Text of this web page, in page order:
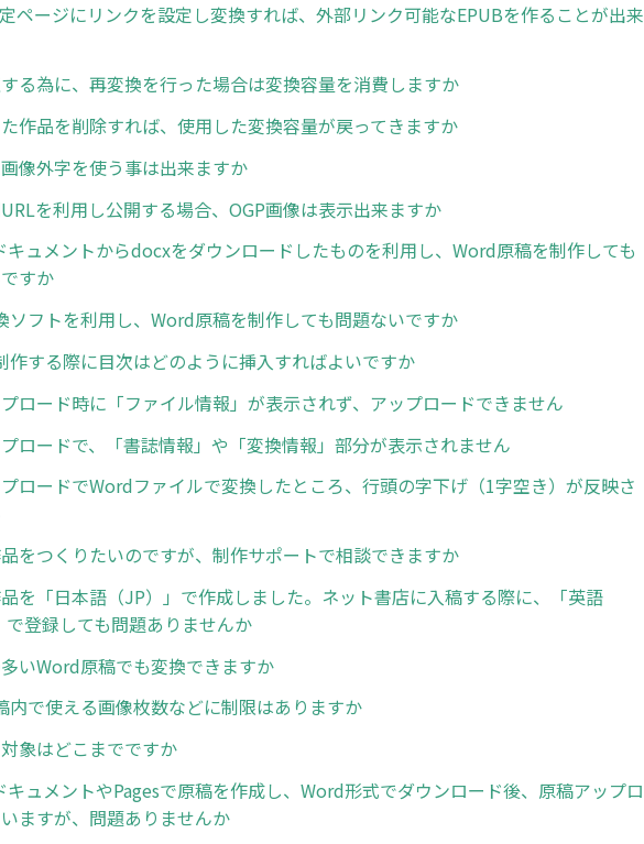
ページにリンクを設定し変換すれば、外部リンク可能なEPUBを作ることが出来
る為に、再変換を行った場合は変換容量を消費しますか
作品を削除すれば、使用した変換容量が戻ってきますか
像外字を使う事は出来ますか
を利用し公開する場合、OGP画像は表示出来ますか
ュメントからdocxをダウンロードしたものを利用し、Word原稿を制作しても
すか
ソフトを利用し、Word原稿を制作しても問題ないですか
作する際に目次はどのように挿入すればよいですか
ロード時に「ファイル情報」が表示されず、アップロードできません
ロードで、「書誌情報」や「変換情報」部分が表示されません
ロードでWordファイルで変換したところ、行頭の字下げ（1字空き）が反映さ
をつくりたいのですが、制作サポートで相談できますか
を「日本語（JP）」で作成しました。ネット書店に入稿する際に、「英語
で登録しても問題ありませんか
いWord原稿でも変換できますか
内で使える画像枚数などに制限はありますか
象はどこまでですか
ュメントやPagesで原稿を作成し、Word形式でダウンロード後、原稿アップロ
ますが、問題ありませんか